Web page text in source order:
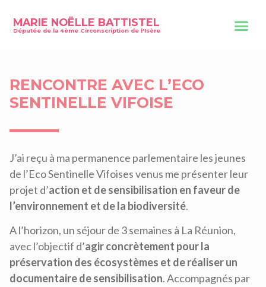
MARIE NOËLLE BATTISTEL
Députée de la 4ème Circonscription de l'Isère
RENCONTRE AVEC L’ECO
SENTINELLE VIFOISE
J’ai reçu à ma permanence parlementaire les jeunes
de l’Eco Sentinelle Vifoises venus me présenter leur
projet d’action et de sensibilisation en faveur de
l’environnement et de la biodiversité.
A l’horizon, un séjour de 3 semaines à La Réunion,
avec l’objectif d’agir concrètement pour la
préservation des écosystèmes et de réaliser un
documentaire de sensibilisation. Accompagnés par